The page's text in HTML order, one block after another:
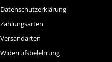
Datenschutzerklärung
Zahlungsarten
Versandarten
Widerrufsbelehrung